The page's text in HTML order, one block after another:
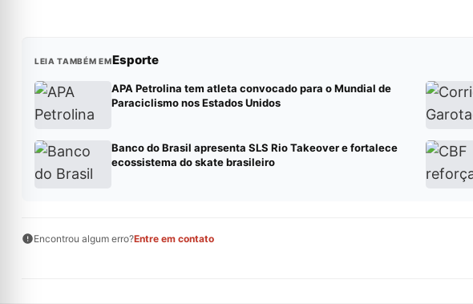
LEIA TAMBÉM EMEsporte
APA Petrolina tem atleta convocado para o Mundial de
Paraciclismo nos Estados Unidos
Banco do Brasil apresenta SLS Rio Takeover e fortalece
ecossistema do skate brasileiro
Encontrou algum erro?Entre em contato